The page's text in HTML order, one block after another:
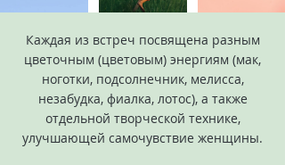
Каждая из встреч посвящена разным
цветочным (цветовым) энергиям (мак,
ноготки, подсолнечник, мелисса,
незабудка, фиалка, лотос), а также
отдельной творческой технике,
улучшающей самочувствие женщины.